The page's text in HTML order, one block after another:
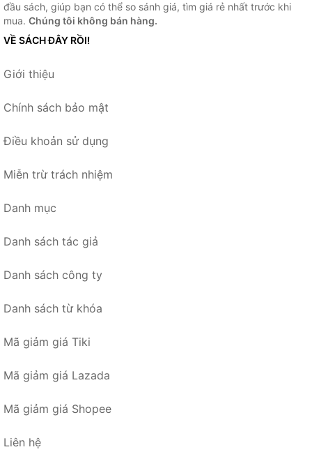
đầu sách, giúp bạn có thể so sánh giá, tìm giá rẻ nhất trước khi
mua. Chúng tôi không bán hàng.
VỀ SÁCH ĐÂY RỒI!
Giới thiệu
Chính sách bảo mật
Điều khoản sử dụng
Miễn trừ trách nhiệm
Danh mục
Danh sách tác giả
Danh sách công ty
Danh sách từ khóa
Mã giảm giá Tiki
Mã giảm giá Lazada
Mã giảm giá Shopee
Liên hệ